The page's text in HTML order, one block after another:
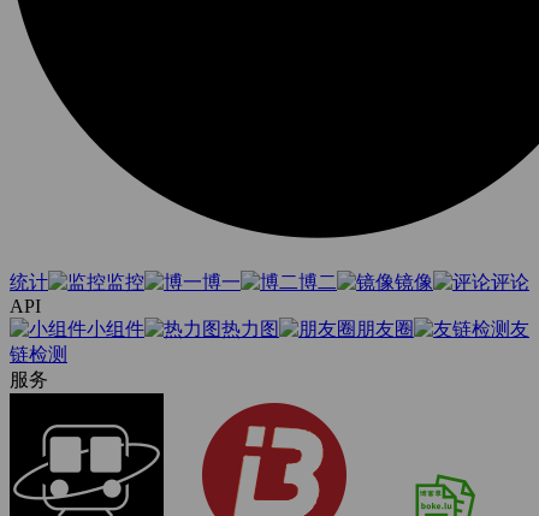
统计 监控 博一 博二 镜像
评论
API
小组件
热力图 朋友圈
友
链检测
服务